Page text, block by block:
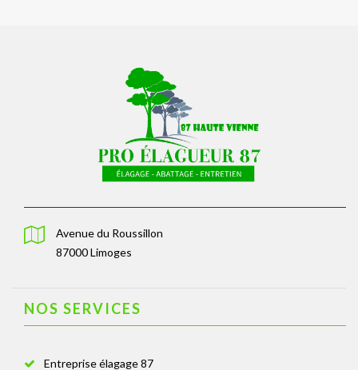
Avenue du Roussillon
87000 Limoges
NOS SERVICES
Entreprise élagage 87